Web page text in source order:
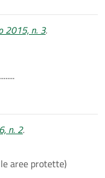
2015, n. 3.
n. 2.
aree protette)